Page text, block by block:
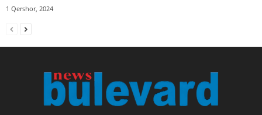
1 Qershor, 2024